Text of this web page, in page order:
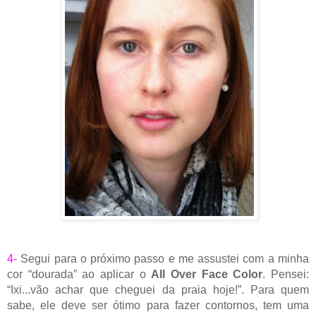
4- Segui para o próximo passo e me assustei com a minha
cor “dourada” ao aplicar o All Over Face Color. Pensei:
“Ixi...vão achar que cheguei da praia hoje!”. Para quem
sabe, ele deve ser ótimo para fazer contornos, tem uma